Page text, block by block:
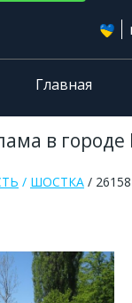
Главная
в
ШОСТКА